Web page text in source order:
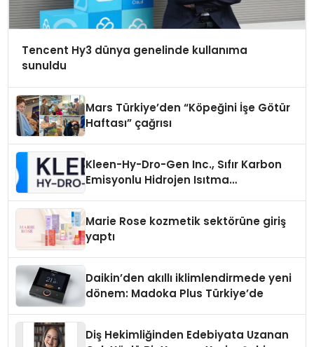
Tencent Hy3 dünya genelinde kullanıma
sunuldu
Mars Türkiye’den “Köpeğini İşe Götür
Haftası” çağrısı
Kleen-Hy-Dro-Gen Inc., Sıfır Karbon
Emisyonlu Hidrojen Isıtma
Marie Rose kozmetik sektörüne giriş
yaptı
Daikin’den akıllı iklimlendirmede yeni
dönem: Madoka Plus Türkiye’de
Diş Hekimliğinden Edebiyata Uzanan